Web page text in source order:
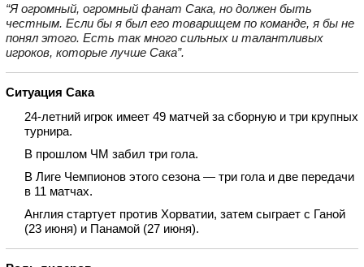
“Я огромный, огромный фанат Сака, но должен быть
честным. Если бы я был его товарищем по команде, я бы не
понял этого. Есть так много сильных и талантливых
игроков, которые лучше Сака”.
Ситуация Сака
24‑летний игрок имеет 49 матчей за сборную и три крупных
турнира.
В прошлом ЧМ забил три гола.
В Лиге Чемпионов этого сезона — три гола и две передачи
в 11 матчах.
Англия стартует против Хорватии, затем сыграет с Ганой
(23 июня) и Панамой (27 июня).